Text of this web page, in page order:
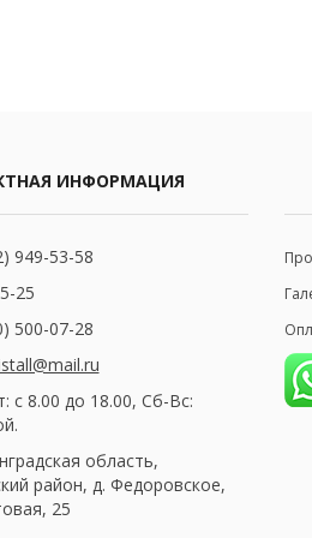
ИНФОРМАЦИЯ
949-53-58
25
500-07-28
с 8.00 до 18.00, Сб-Вс:
область,
район, д. Федоровское,
25